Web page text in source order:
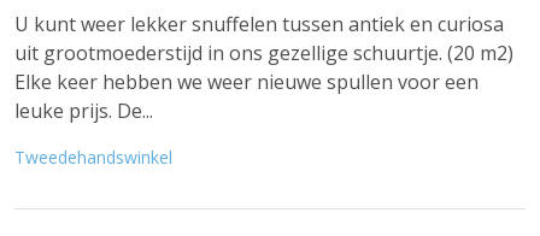
U kunt weer lekker snuffelen tussen antiek en curiosa
uit grootmoederstijd in ons gezellige schuurtje. (20 m2)
Elke keer hebben we weer nieuwe spullen voor een
leuke prijs. De...
Tweedehandswinkel